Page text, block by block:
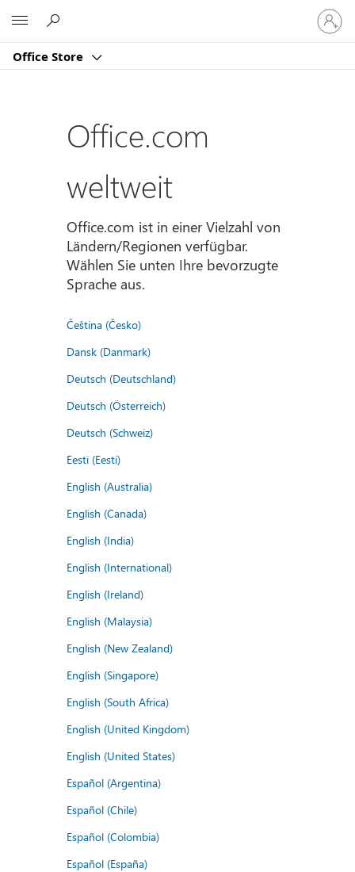
Office Store
Bei
Ihrem
Konto
Office.com
weltweit
Office.com ist in einer Vielzahl von
Ländern/Regionen verfügbar.
Wählen Sie unten Ihre bevorzugte
Sprache aus.
Čeština (Česko)
Dansk (Danmark)
Deutsch (Deutschland)
Deutsch (Österreich)
Deutsch (Schweiz)
Eesti (Eesti)
English (Australia)
English (Canada)
English (India)
English (International)
English (Ireland)
English (Malaysia)
English (New Zealand)
English (Singapore)
English (South Africa)
English (United Kingdom)
English (United States)
Español (Argentina)
Español (Chile)
Español (Colombia)
Español (España)